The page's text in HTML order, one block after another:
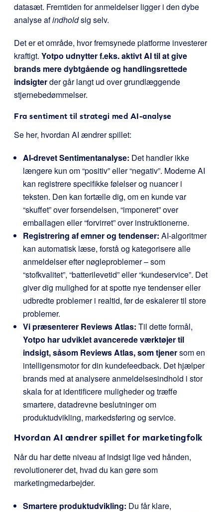
datasæt. Fremtiden for anmeldelser ligger i den dybe
analyse afindholdsig selv.
Det er et område, hvor fremsynede platforme investerer
kraftigt. Yotpo udnytter f.eks. aktivt AI til at give
brands mere dybtgående og handlingsrettede
indsigterder går langt ud over grundlæggende
stjernebedømmelser.
Fra sentiment til strategi med AI-analyse
Se her, hvordan AI ændrer spillet:
AI-drevet Sentimentanalyse: Det handler ikke
længere kun om “positiv” eller “negativ”. Moderne AI
kan registrere specifikke følelser og nuancer i
teksten. Den kan fortælle dig, om en kunde var
“skuffet” over forsendelsen, “imponeret” over
emballagen eller “forvirret” over instruktionerne.
Registrering af emner og tendenser: AI-algoritmer
kan automatisk læse, forstå og kategorisere alle
anmeldelser efter nøgleproblemer – som
“stofkvalitet”, “batterilevetid” eller “kundeservice”. Det
giver dig mulighed for at spotte nye tendenser eller
udbredte problemer i realtid, før de eskalerer til store
problemer.
Vi præsenterer Reviews Atlas: Til dette formål,
Yotpo har udviklet avancerede værktøjer til
indsigt, såsom Reviews Atlas, som tjenersom en
intelligensmotor for din kundefeedback. Det hjælper
brands med at analysere anmeldelsesindhold i stor
skala for at identificere muligheder og træffe
smartere, datadrevne beslutninger om
produktudvikling, markedsføring og service.
Hvordan AI ændrer spillet for marketingfolk
Når du har dette niveau af indsigt lige ved hånden,
revolutionerer det, hvad du kan gøre som
marketingmedarbejder.
Smartere produktudvikling: Du får klare,